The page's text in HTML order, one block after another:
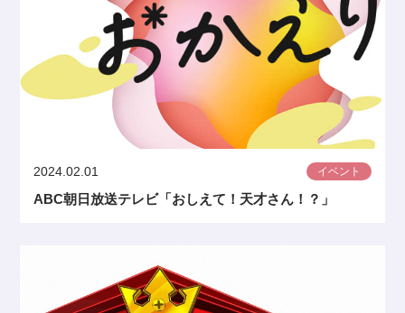
2024.02.01 イベント
ABC朝日放送テレビ「おしえて！天才さん！？」